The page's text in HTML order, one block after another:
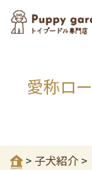
愛称ロ
> 子犬紹介 >